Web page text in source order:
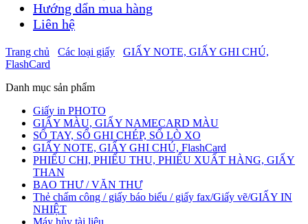
Hướng dẩn mua hàng
Liên hệ
Trang chủ Các loại giấy
GIẤY NOTE, GIẤY GHI CHÚ,
FlashCard
Danh mục sản phẩm
Giấy in PHOTO
GIẤY MÀU, GIẤY NAMECARD MÀU
SỔ TAY, SỔ GHI CHÉP, SỔ LÒ XO
GIẤY NOTE, GIẤY GHI CHÚ, FlashCard
PHIẾU CHI, PHIẾU THU, PHIẾU XUẤT HÀNG, GIẤY
THAN
BAO THƯ / VĂN THƯ
Thẻ chấm công / giấy báo biểu / giấy fax/Giấy vẽ/GIẤY IN
NHIỆT
Máy hủy tài liệu